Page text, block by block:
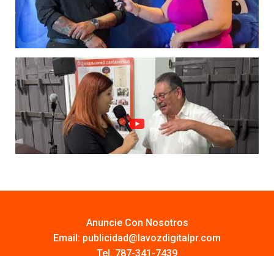
Anuncie Con Nosotros
Email: publicidad@lavozdigitalpr.com
Tel. 787-341-7439